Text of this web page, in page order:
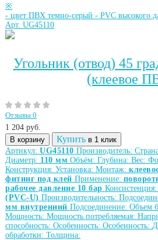
※
- цвет ПВХ темно-серый - PVC высокого
Арт. UG45110
Угольник (отвод) 45
(клеевое
Отзывы 0
1 204 руб.
В корзину
Купить в 1 клик
Артикул: UG45110 Производитель:
Диаметр: 110 мм Объём: Глубина: Вес:
Конструкция: Установка: Монтаж:
фитинг под клей Применение:
рабочее давление 10 бар Консистенция:
(PVC-U) Производительность:
мм внутренний Подсоединение: Объем
Мощность: Мощность потребляемая:
способность: Особенность: Особенность:
обработки: Толщина: